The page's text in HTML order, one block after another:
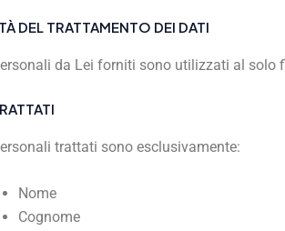
DEL TRATTAMENTO DEI DATI
da Lei forniti sono utilizzati al solo
trattati sono esclusivamente:
Nome
Cognome